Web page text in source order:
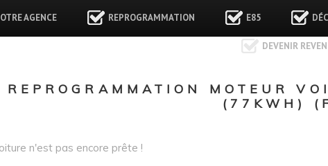
AGENCE REPROGRAMMATION E85
DEVENIR
REPROGRAMMATION MOTEUR
(77KWH)
n'est pas encore prête !